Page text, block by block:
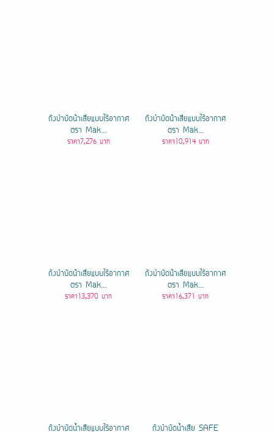
ถังบำบัดน้ําเสียแบบไร้อากาศ
ตรา Mak...
ราคา7,276 บาท
ถังบำบัดน้ําเสียแบบไร้อากาศ
ตรา Mak...
ราคา10,914 บาท
ถังบำบัดน้ําเสียแบบไร้อากาศ
ตรา Mak...
ราคา13,370 บาท
ถังบำบัดน้ําเสียแบบไร้อากาศ
ตรา Mak...
ราคา16,371 บาท
ถังบำบัดน้ำเสียแบบไร้อากาศ
ถังบำบัดน้ำเสีย SAFE